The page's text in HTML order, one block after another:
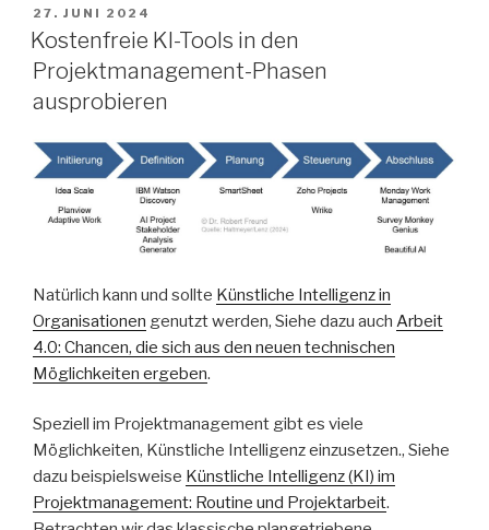
VERÖFFENTLICHT
AM
27. JUNI 2024
Kostenfreie KI-Tools in den
Projektmanagement-Phasen
ausprobieren
Natürlich kann und sollte Künstliche Intelligenz in
Organisationen genutzt werden, Siehe dazu auch Arbeit
4.0: Chancen, die sich aus den neuen technischen
Möglichkeiten ergeben.
Speziell im Projektmanagement gibt es viele
Möglichkeiten, Künstliche Intelligenz einzusetzen., Siehe
dazu beispielsweise Künstliche Intelligenz (KI) im
Projektmanagement: Routine und Projektarbeit.